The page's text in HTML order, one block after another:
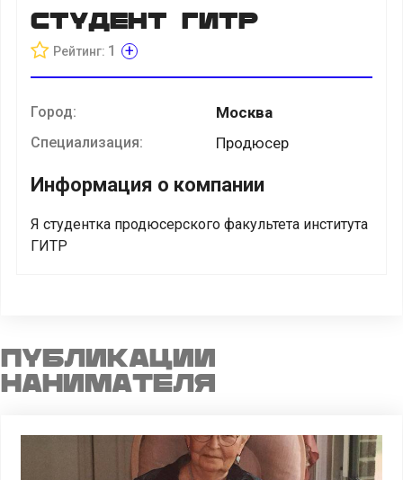
Студент ГИТР
Рейтинг: 1 +
Город: Москва
Специализация: Продюсер
Информация о компании
Я студентка продюсерского факультета института
ГИТР
Публикации
нанимателя